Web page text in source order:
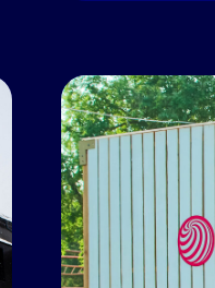
ОФОРМЛЕНИЯ
«САМОКАТ»
вывеска, наклейка на